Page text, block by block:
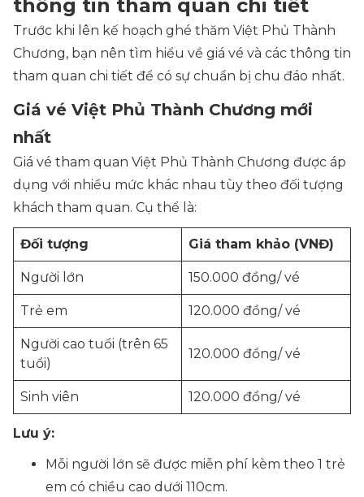
thông tin tham quan chi tiết
Trước khi lên kế hoạch ghé thăm Việt Phủ Thành
Chương, bạn nên tìm hiểu về giá vé và các thông tin
tham quan chi tiết để có sự chuẩn bị chu đáo nhất.
Giá vé Việt Phủ Thành Chương mới
nhất
Giá vé tham quan Việt Phủ Thành Chương được áp
dụng với nhiều mức khác nhau tùy theo đối tượng
khách tham quan. Cụ thể là:
Đối tượng Giá tham khảo (VNĐ)
Người lớn 150.000 đồng/ vé
Trẻ em 120.000 đồng/ vé
Người cao tuổi (trên 65
tuổi)
120.000 đồng/ vé
Sinh viên 120.000 đồng/ vé
Lưu ý:
Mỗi người lớn sẽ được miễn phí kèm theo 1 trẻ
em có chiều cao dưới 110cm.